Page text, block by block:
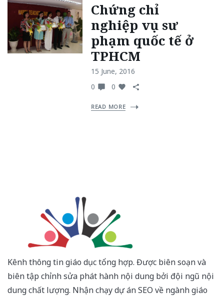
Chứng chỉ
nghiệp vụ sư
phạm quốc tế ở
TPHCM
15 June, 2016
0
0
READ MORE
Kênh thông tin giáo dục tổng hợp. Được biên soạn và
biên tập chỉnh sửa phát hành nội dung bởi đội ngũ nội
dung chất lượng. Nhận chạy dự án SEO về ngành giáo